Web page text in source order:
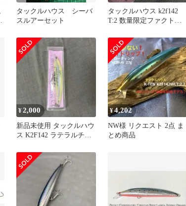
タックルハウス シーバ
スルアーセット
タックルハウス k2f142
T:2 数量限定ファクトリ
¥2,000
新品未使用 タックルハウ
ス K2F142 ラテラルチャ
¥4,202
NW様 リクエスト 2点 ま
とめ商品